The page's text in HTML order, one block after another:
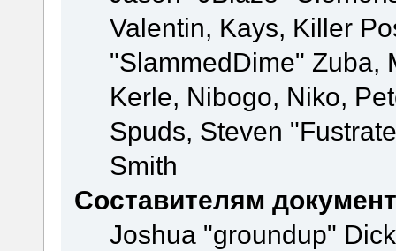
Valentin, Kays, Killer
"SlammedDime" Zuba,
Kerle, Nibogo, Niko,
Spuds, Steven
Smith
Составителям
Joshua "groundup"